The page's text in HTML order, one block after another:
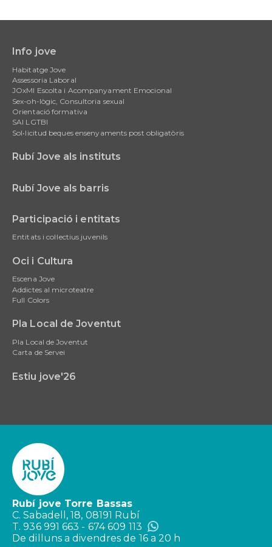
navigation
Info jove
Habitatge Jove
Assessoria Laboral
JOxMI Escolta i Acompanyament Emocional
Sex-oh-lògic, Consultoria sexual
Orientació formativa
SAI LGTBI
Sol•licitud beques ensenyaments post obligatòris
Rubí Jove als instituts
Rubí Jove als barris
Participació i entitats
Entitats i col·lectius juvenils
Oci i Cultura
Escena Jove
Addictes al microteatre
Full Colors
Pla Local de Joventut
Pla Local de Joventut
Carta de Servei
Estiu jove'26
Rubí jove Torre Bassas
C. Sabadell, 18, 08191 Rubí
T. 936 991 663 - 674 609 113
De dilluns a divendres de 16 a 20 h